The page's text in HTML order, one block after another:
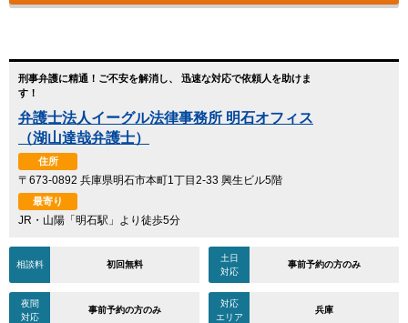
刑事弁護に精通！ご不安を解消し、 迅速な対応で依頼人を助けま
す！
弁護士法人イーグル法律事務所 明石オフィス
（湖山達哉弁護士）
住所
〒673-0892 兵庫県明石市本町1丁目2-33 興生ビル5階
最寄り
JR・山陽「明石駅」より徒歩5分
相談料 初回無料
土日
対応
事前予約の方のみ
夜間
対応
事前予約の方のみ
対応
エリア
兵庫